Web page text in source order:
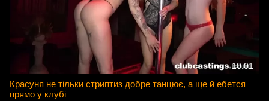
10:01
Красуня не тільки стриптиз добре танцює, а ще й ебется
прямо у клубі